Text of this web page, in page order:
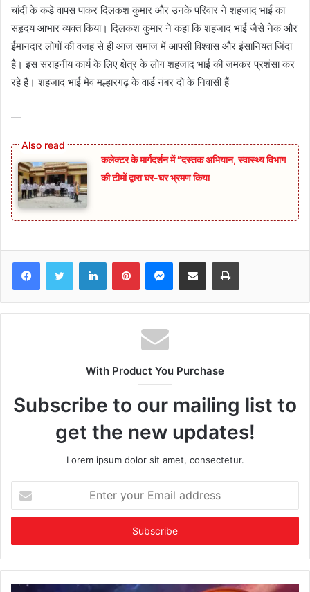
चांदी के कड़े वापस पाकर दिलकश कुमार और उनके परिवार ने शहजाद भाई का
सहृदय आभार व्यक्त किया। दिलकश कुमार ने कहा कि शहजाद भाई जैसे नेक और
ईमानदार लोगों की वजह से ही आज समाज में आपसी विश्वास और इंसानियत जिंदा
है। इस सराहनीय कार्य के लिए क्षेत्र के लोग शहजाद भाई की जमकर प्रशंसा कर
रहे हैं। शहजाद भाई मेव मल्हारगढ़ के वार्ड नंबर दो के निवासी हैं
—
कलेक्टर के मार्गदर्शन में “दस्तक अभियान,‌ स्वास्थ्य विभाग
की टीमों द्वारा घर-घर भ्रमण किया
FacebookTwitter LinkedInPinterestMessenger
Share via Email Print
With Product You Purchase
Subscribe to our mailing list to
get the new updates!
Lorem ipsum dolor sit amet, consectetur.
your
Email